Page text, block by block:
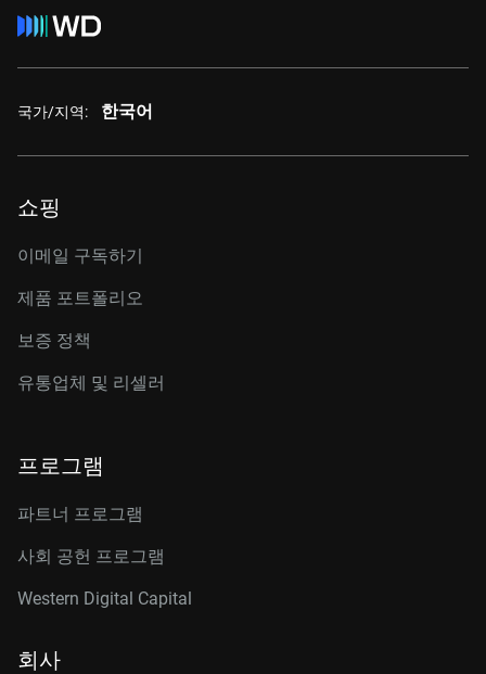
국가/지역: 한국어
쇼핑
이메일 구독하기
제품 포트폴리오
보증 정책
유통업체 및 리셀러
프로그램
파트너 프로그램
사회 공헌 프로그램
Western Digital Capital
회사